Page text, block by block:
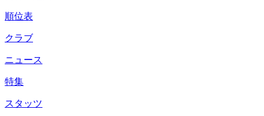
順位表
クラブ
ニュース
特集
スタッツ